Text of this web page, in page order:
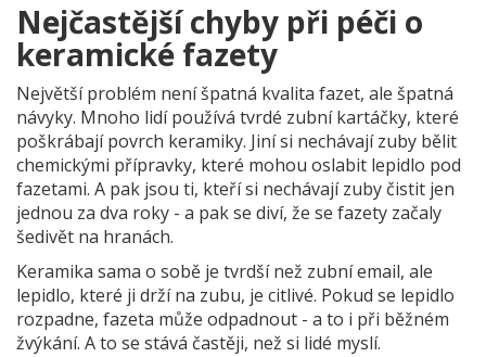
Nejčastější chyby při péči o
keramické fazety
Největší problém není špatná kvalita fazet, ale špatná
návyky. Mnoho lidí používá tvrdé zubní kartáčky, které
poškrábají povrch keramiky. Jiní si nechávají zuby bělit
chemickými přípravky, které mohou oslabit lepidlo pod
fazetami. A pak jsou ti, kteří si nechávají zuby čistit jen
jednou za dva roky - a pak se diví, že se fazety začaly
šedivět na hranách.
Keramika sama o sobě je tvrdší než zubní email, ale
lepidlo, které ji drží na zubu, je citlivé. Pokud se lepidlo
rozpadne, fazeta může odpadnout - a to i při běžném
žvýkání. A to se stává častěji, než si lidé myslí.